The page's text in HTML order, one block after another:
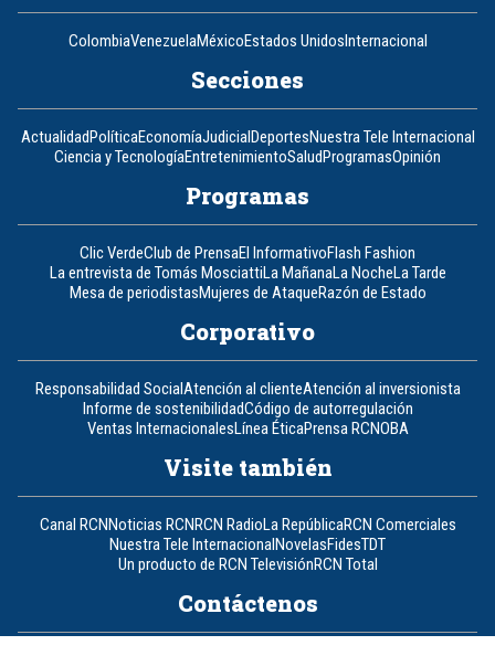
ColombiaVenezuelaMéxicoEstados UnidosInternacional
Secciones
ActualidadPolíticaEconomíaJudicialDeportesNuestra Tele Internacional
Ciencia y TecnologíaEntretenimientoSaludProgramasOpinión
Programas
Clic VerdeClub de PrensaEl InformativoFlash Fashion
La entrevista de Tomás MosciattiLa MañanaLa NocheLa Tarde
Mesa de periodistasMujeres de AtaqueRazón de Estado
Corporativo
Responsabilidad SocialAtención al clienteAtención al inversionista
Informe de sostenibilidadCódigo de autorregulación
Ventas InternacionalesLínea ÉticaPrensa RCNOBA
Visite también
Canal RCNNoticias RCNRCN RadioLa RepúblicaRCN Comerciales
Nuestra Tele InternacionalNovelasFidesTDT
Un producto de RCN TelevisiónRCN Total
Contáctenos